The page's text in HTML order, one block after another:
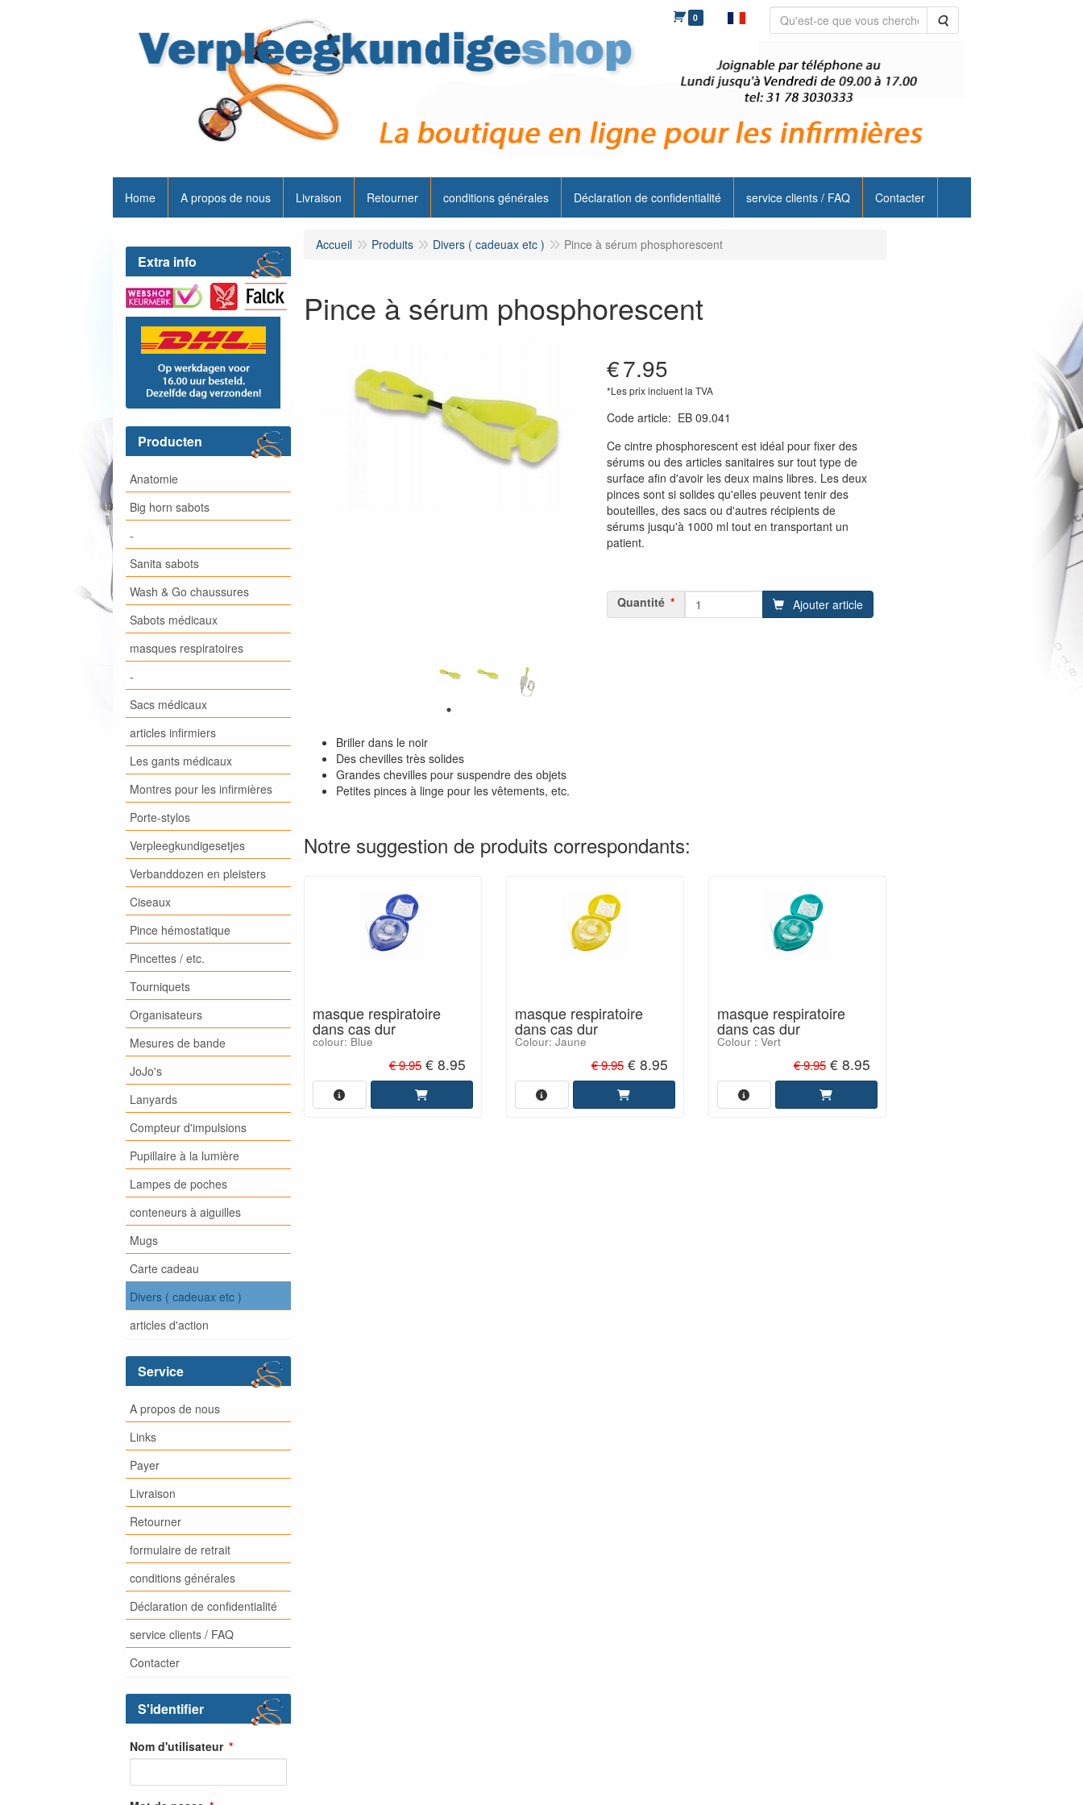
0 Rechercher
Home A propos de nous Livraison Retourner conditions générales Déclaration de confidentialité service clients / FAQ Contacter
Extra info
Producten
Anatomie
Big horn sabots
-
Sanita sabots
Wash & Go chaussures
Sabots médicaux
masques respiratoires
-
Sacs médicaux
articles infirmiers
Les gants médicaux
Montres pour les infirmières
Porte-stylos
Verpleegkundigesetjes
Verbanddozen en pleisters
Ciseaux
Pince hémostatique
Pincettes / etc.
Tourniquets
Organisateurs
Mesures de bande
JoJo's
Lanyards
Compteur d'impulsions
Pupillaire à la lumière
Lampes de poches
conteneurs à aiguilles
Mugs
Carte cadeau
Divers ( cadeuax etc )
articles d'action
Service
A propos de nous
Links
Payer
Livraison
Retourner
formulaire de retrait
conditions générales
Déclaration de confidentialité
service clients / FAQ
Contacter
S'identifier
Nom d'utilisateur
Accueil Produits Divers ( cadeuax etc ) Pince à sérum phosphorescent
Pince à sérum phosphorescent
€7.95
*Les prix incluent la TVA
Code article: EB 09.041
Ce cintre phosphorescent est idéal pour fixer des
sérums ou des articles sanitaires sur tout type de
surface afin d'avoir les deux mains libres. Les deux
pinces sont si solides qu'elles peuvent tenir des
bouteilles, des sacs ou d'autres récipients de
sérums jusqu'à 1000 ml tout en transportant un
patient.
Quantité Ajouter article
Briller dans le noir
Des chevilles très solides
Grandes chevilles pour suspendre des objets
Petites pinces à linge pour les vêtements, etc.
Notre suggestion de produits correspondants:
masque respiratoire
dans cas dur
colour: Blue
€ 9.95€ 8.95
masque respiratoire
dans cas dur
Colour: Jaune
€ 9.95€ 8.95
masque respiratoire
dans cas dur
Colour : Vert
€ 9.95€ 8.95